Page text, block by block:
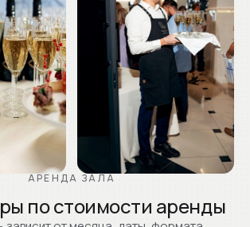
АРЕНДА ЗАЛА
по стоимости аренды